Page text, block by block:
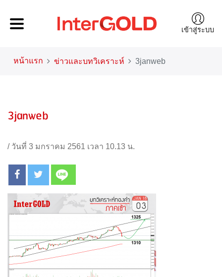
เข้าสู่ระบบ
หน้าแรก ข่าวและบทวิเคราะห์ 3janweb
3janweb
/ วันที่ 3 มกราคม 2561 เวลา 10.13 น.